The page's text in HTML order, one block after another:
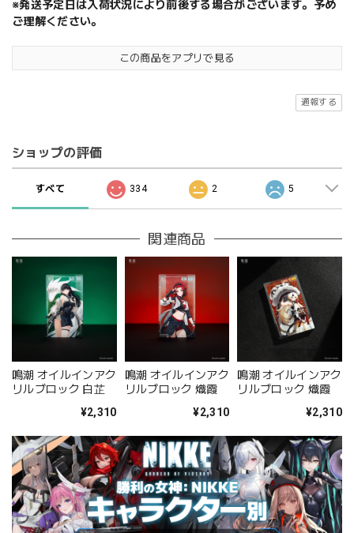
※発送予定日は入荷状況により前後する場合がございます。予め
ご理解ください。
この商品をアプリで見る
通報する
ショップの評価
すべて 334 2 5
関連商品
鳴潮 オイルインアク
リルブロック 白芷
¥2,310
鳴潮 オイルインアク
リルブロック 熾霞
¥2,310
鳴潮 オイルインアク
リルブロック 熾霞
¥2,310